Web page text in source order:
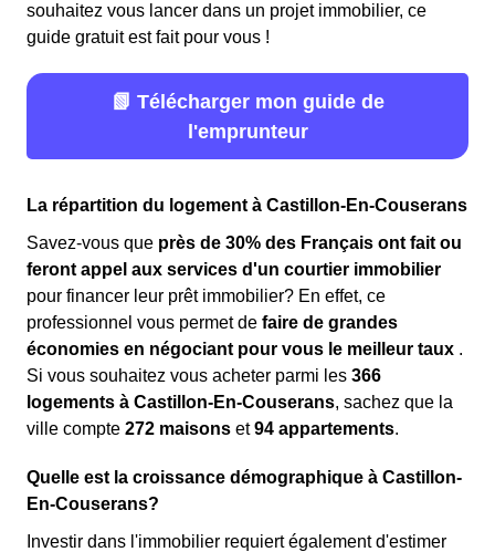
souhaitez vous lancer dans un projet immobilier, ce
guide gratuit est fait pour vous !
📗 Télécharger mon guide de
l'emprunteur
La répartition du logement à Castillon-En-Couserans
Savez-vous que près de 30% des Français ont fait ou
feront appel aux services d'un courtier immobilier
pour financer leur prêt immobilier? En effet, ce
professionnel vous permet de faire de grandes
économies en négociant pour vous le meilleur taux .
Si vous souhaitez vous acheter parmi les 366
logements à Castillon-En-Couserans, sachez que la
ville compte 272 maisons et94 appartements.
Quelle est la croissance démographique à Castillon-
En-Couserans?
Investir dans l'immobilier requiert également d'estimer